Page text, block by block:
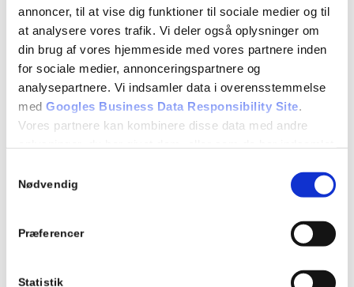
annoncer, til at vise dig funktioner til sociale medier og til
at analysere vores trafik. Vi deler også oplysninger om
din brug af vores hjemmeside med vores partnere inden
for sociale medier, annonceringspartnere og
analysepartnere. Vi indsamler data i overensstemmelse
med Googles Business Data Responsibility Site.
Vores partnere kan kombinere disse data med andre
Se Cookie & Privatlivspolitik
Nødvendig
Præferencer
Statistik
Detaljer
Dato:
09/12/2024
Tidspunkt:
18:15 - 21:15
Teori 7 - mandagshold